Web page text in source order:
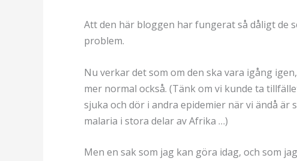
Att den här bloggen har fungerat så dåligt de
problem.
Nu verkar det som om den ska vara igång
mer normal också. (Tänk om vi kunde ta
sjuka och dör i andra epidemier när vi ändå är
malaria i stora delar av Afrika …)
Men en sak som jag kan göra idag, och som